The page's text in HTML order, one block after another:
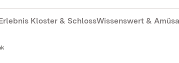
Kloster & SchlossWissenswert &